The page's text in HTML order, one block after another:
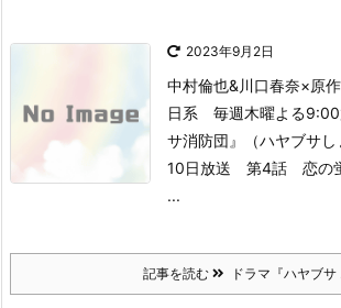
2023年9月2日
中村倫也&川口春奈×原
日系 毎週木曜よる9:00
サ消防団』（ハヤブサし
10日放送 第4話 恋の
...
記事を読む ドラマ『ハヤブサ